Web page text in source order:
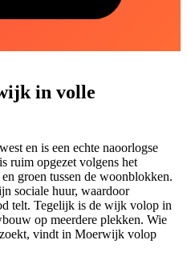
in volle
en is een echte naoorlogse
ruim opgezet volgens het
groen tussen de woonblokken.
sociale huur, waardoor
telt. Tegelijk is de wijk volop in
op meerdere plekken. Wie
vindt in Moerwijk volop